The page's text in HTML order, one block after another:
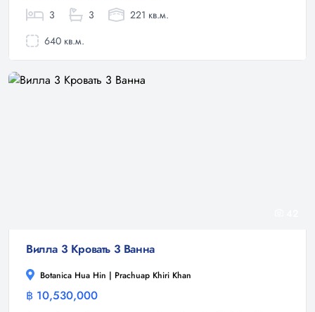
3 3
221 кв.м.
640 кв.м.
Вилла 3 Кровать 3 Ванна
Botanica Hua Hin | Prachuap Khiri Khan
฿ 10,530,000